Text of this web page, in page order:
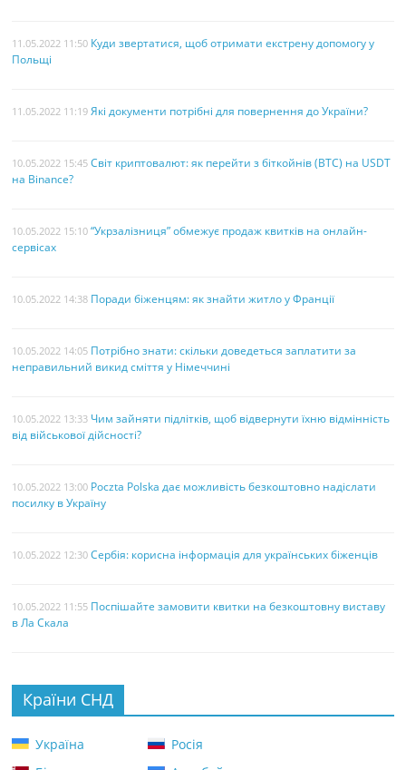
11.05.2022 11:50 Куди звертатися, щоб отримати екстрену допомогу у
Польщі
11.05.2022 11:19 Які документи потрібні для повернення до України?
10.05.2022 15:45 Світ криптовалют: як перейти з біткойнів (BTC) на USDT
на Binance?
10.05.2022 15:10 “Укрзалізниця” обмежує продаж квитків на онлайн-
сервісах
10.05.2022 14:38 Поради біженцям: як знайти житло у Франції
10.05.2022 14:05 Потрібно знати: скільки доведеться заплатити за
неправильний викид сміття у Німеччині
10.05.2022 13:33 Чим зайняти підлітків, щоб відвернути їхню відмінність
від військової дійсності?
10.05.2022 13:00 Poczta Polska дає можливість безкоштовно надіслати
посилку в Україну
10.05.2022 12:30 Сербія: корисна інформація для українських біженців
10.05.2022 11:55 Поспішайте замовити квитки на безкоштовну виставу
в Ла Скала
Країни СНД
Україна
Росія